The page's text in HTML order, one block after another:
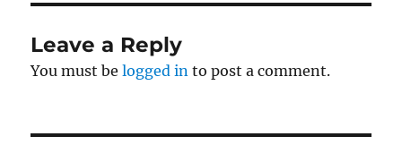
Leave a Reply
You must belogged in to post a comment.